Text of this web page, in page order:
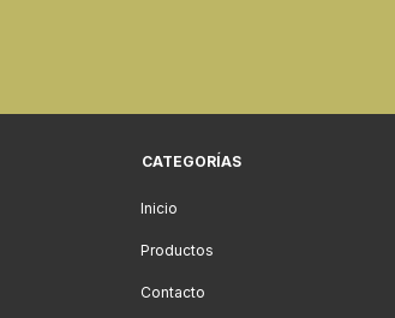
CATEGORÍAS
Inicio
Productos
Contacto